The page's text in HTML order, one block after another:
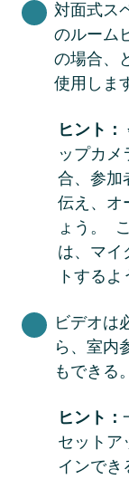
対面式ス
のルーム
の場合、
使用しま
ヒント：
ップカ
合、参加
伝え、オ
ょう。
は、マイ
トする
ビデオは
ら、室内
もできる
ヒント：
セットア
インでき